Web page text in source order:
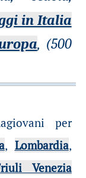
in Italia
, (500
per
, Lombardia,
Venezia